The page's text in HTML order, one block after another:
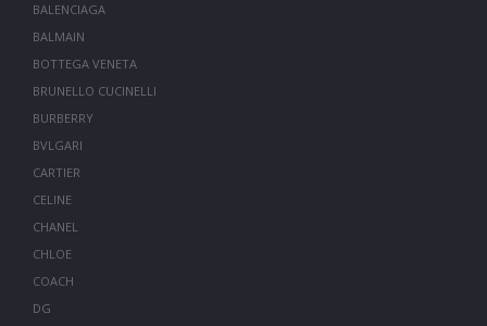
BALENCIAGA
BALMAIN
BOTTEGA VENETA
BRUNELLO CUCINELLI
BURBERRY
BVLGARI
CARTIER
CELINE
CHANEL
CHLOE
COACH
DG